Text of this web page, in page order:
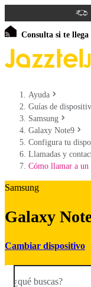
Consulta si te
Ayuda
Guías de
Samsung
Galaxy Note9
Configura tu
Llamadas y
Cómo llamar a un
Samsung
Galaxy
Cambiar dispositivo
¿qué buscas?